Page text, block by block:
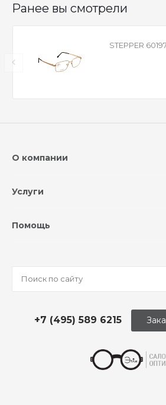
Ранее вы смотрели
STEPPER
О компании
Услуги
Помощь
+7 (495) 589 6215